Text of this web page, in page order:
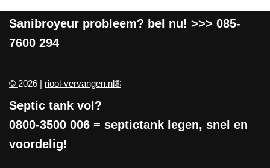
Sanibroyeur probleem? bel nu! >>> 085-
7600 294
© 2026 | riool-vervangen.nl®
Septic tank vol?
0800-3500 006 = septictank legen, snel en
voordelig!